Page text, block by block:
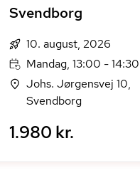
Svendborg
10. august, 2026
Mandag, 13:00 - 14:30
Johs. Jørgensvej 10,
Svendborg
1.980 kr.